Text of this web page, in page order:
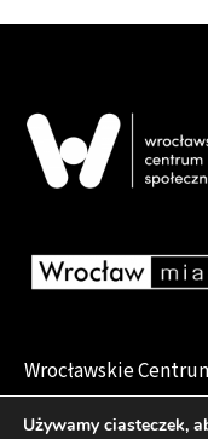
Wrocławskie
pl. Dominikański 6,
Używamy ciasteczek,